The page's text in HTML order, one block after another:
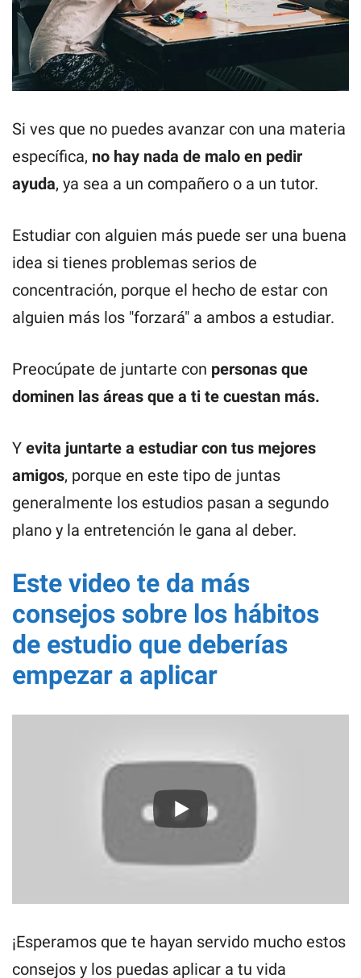
Si ves que no puedes avanzar con una materia
específica, no hay nada de malo en pedir
ayuda, ya sea a un compañero o a un tutor.
Estudiar con alguien más puede ser una buena
idea si tienes problemas serios de
concentración, porque el hecho de estar con
alguien más los "forzará" a ambos a estudiar.
Preocúpate de juntarte con personas que
dominen las áreas que a ti te cuestan más.
Y evita juntarte a estudiar con tus mejores
amigos, porque en este tipo de juntas
generalmente los estudios pasan a segundo
plano y la entretención le gana al deber.
Este video te da más
consejos sobre los hábitos
de estudio que deberías
empezar a aplicar
¡Esperamos que te hayan servido mucho estos
consejos y los puedas aplicar a tu vida